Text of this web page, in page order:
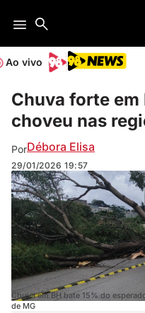
Ao vivo
Chuva forte em
choveu nas
PorDébora Elisa
29/01/2026 19:57
Chuva em BH bate 15% do
de MG